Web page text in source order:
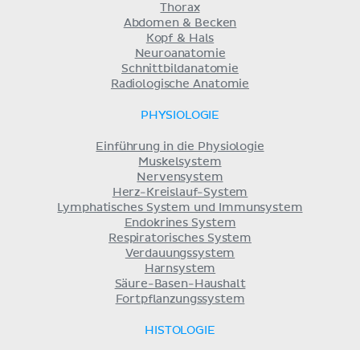
Thorax
Abdomen & Becken
Kopf & Hals
Neuroanatomie
Schnittbildanatomie
Radiologische Anatomie
PHYSIOLOGIE
Einführung in die Physiologie
Muskelsystem
Nervensystem
Herz-Kreislauf-System
Lymphatisches System und Immunsystem
Endokrines System
Respiratorisches System
Verdauungssystem
Harnsystem
Säure-Basen-Haushalt
Fortpflanzungssystem
HISTOLOGIE